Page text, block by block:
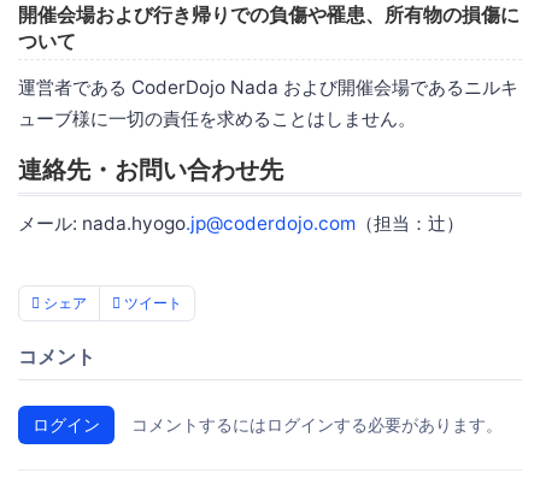
開催会場および行き帰りでの負傷や罹患、所有物の損傷に
ついて
運営者である CoderDojo Nada および開催会場であるニルキ
ューブ様に一切の責任を求めることはしません。
連絡先・お問い合わせ先
メール: nada.hyogo.jp@coderdojo.com （担当：辻）
シェア ツイート
コメント
ログイン コメントするにはログインする必要があります。